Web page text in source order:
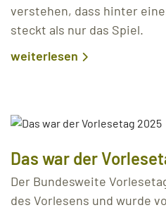
verstehen, dass hinter
steckt als nur das Spiel.
weiterlesen
Das war der
Der Bundesweite
des Vorlesens und wurde